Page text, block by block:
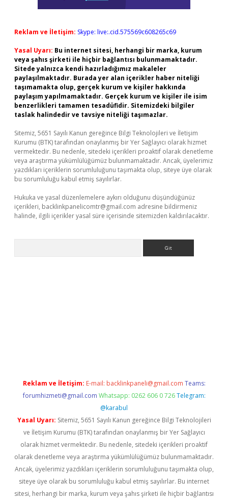
Reklam ve İletişim: Skype: live:.cid.575569c608265c69
Yasal Uyarı: Bu internet sitesi, herhangi bir marka, kurum
veya şahıs şirketi ile hiçbir bağlantısı bulunmamaktadır.
Sitede yalnızca kendi hazırladığımız makaleler
paylaşılmaktadır. Burada yer alan içerikler haber niteliği
taşımamakta olup, gerçek kurum ve kişiler hakkında
paylaşım yapılmamaktadır. Gerçek kurum ve kişiler ile isim
benzerlikleri tamamen tesadüfidir. Sitemizdeki bilgiler
taslak halindedir ve tavsiye niteliği taşımazlar.
Sitemiz, 5651 Sayılı Kanun gereğince Bilgi Teknolojileri ve İletişim
Kurumu (BTK) tarafından onaylanmış bir Yer Sağlayıcı olarak hizmet
vermektedir. Bu nedenle, sitedeki içerikleri proaktif olarak denetleme
veya araştırma yükümlülüğümüz bulunmamaktadır. Ancak, üyelerimiz
yazdıkları içeriklerin sorumluluğunu taşımakta olup, siteye üye olarak
bu sorumluluğu kabul etmiş sayılırlar.
Hukuka ve yasal düzenlemelere aykırı olduğunu düşündüğünüz
içerikleri, backlinkpanelicomtr@gmail.com adresine bildirmeniz
halinde, ilgili içerikler yasal süre içerisinde sitemizden kaldırılacaktır.
Reklam ve İletişim: E-mail: backlinkpaneli@gmail.com Teams:
forumhizmeti@gmail.com Whatsapp: 0262 606 0 726 Telegram:
@karabul
Yasal Uyarı: Sitemiz, 5651 Sayılı Kanun gereğince Bilgi Teknolojileri
ve İletişim Kurumu (BTK) tarafından onaylanmış bir Yer Sağlayıcı
olarak hizmet vermektedir. Bu nedenle, sitedeki içerikleri proaktif
olarak denetleme veya araştırma yükümlülüğümüz bulunmamaktadır.
Ancak, üyelerimiz yazdıkları içeriklerin sorumluluğunu taşımakta olup,
siteye üye olarak bu sorumluluğu kabul etmiş sayılırlar. Bu internet
sitesi, herhangi bir marka, kurum veya şahıs şirketi ile hiçbir bağlantısı